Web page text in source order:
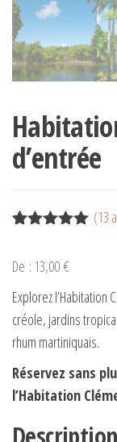
d’entrée
basé sur
client
(13
De : 13,00 €
Explorez l’Habitation
créole, jardins
rhum martiniquais.
Réservez sans
l’Habitation